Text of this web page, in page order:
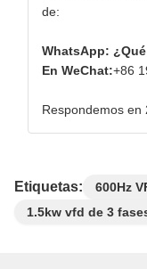
de:
WhatsApp:
En WeChat:+86
Respondemos en
Etiquetas: 600Hz
1.5kw vfd de 3